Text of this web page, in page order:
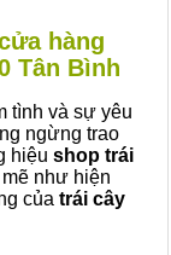
hàng
Tân Bình
tình và sự yêu
ngừng trao
hiệu shop trái
như hiện
của trái cây